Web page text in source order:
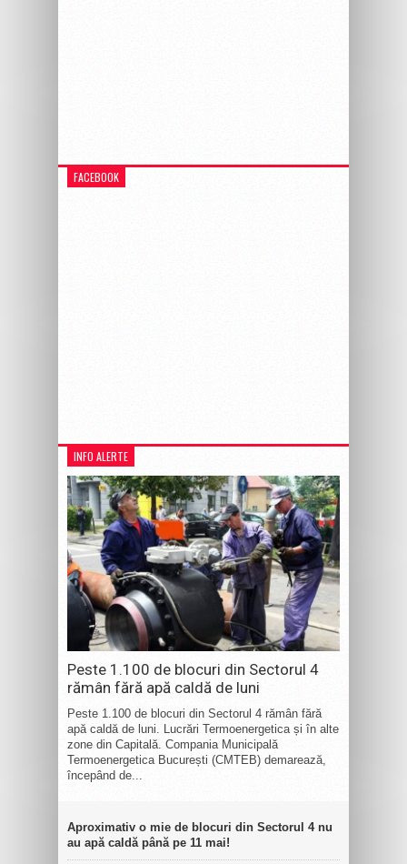
FACEBOOK
INFO ALERTE
Peste 1.100 de blocuri din Sectorul 4
rămân fără apă caldă de luni
Peste 1.100 de blocuri din Sectorul 4 rămân fără
apă caldă de luni. Lucrări Termoenergetica și în alte
zone din Capitală. Compania Municipală
Termoenergetica București (CMTEB) demarează,
începând de...
Aproximativ o mie de blocuri din Sectorul 4 nu
au apă caldă până pe 11 mai!